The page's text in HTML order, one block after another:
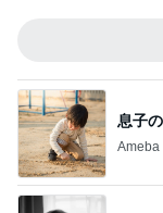
息子
Ameba